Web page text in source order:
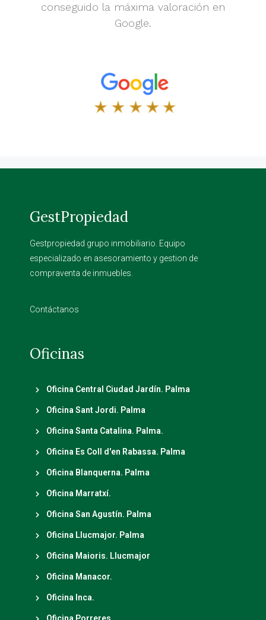
conseguido la máxima valoración en
Google.
GestPropiedad
Gestpropiedad grupo inmobiliario. Equipo
especializado en asesoramiento y gestion de
compraventa de inmuebles.
Contáctanos
Oficinas
Oficina Central Ciudad Jardín. Palma
Oficina Sant Jordi. Palma
Oficina Santa Catalina. Palma.
Oficina Es Coll d'en Rabassa. Palma
Oficina Blanquerna. Palma
Oficina Marratxí.
Oficina San Agustín. Palma
Oficina Llucmajor. Palma
Oficina Maioris. Llucmajor
Oficina Manacor.
Oficina Inca.